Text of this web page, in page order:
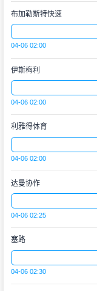
布加勒斯特快速
04-06 02:00
伊斯梅利
04-06 02:00
利雅得体育
04-06 02:00
达曼协作
04-06 02:25
塞路
04-06 02:30